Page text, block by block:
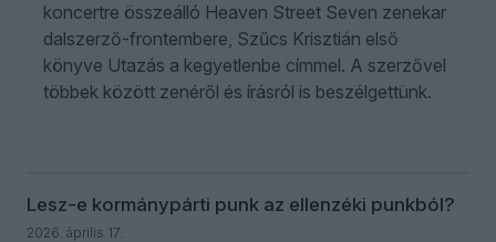
koncertre összeálló Heaven Street Seven zenekar
dalszerző-frontembere, Szűcs Krisztián első
könyve Utazás a kegyetlenbe címmel. A szerzővel
többek között zenéről és írásról is beszélgettünk.
Lesz-e kormánypárti punk az ellenzéki punkból?
2026. április 17.